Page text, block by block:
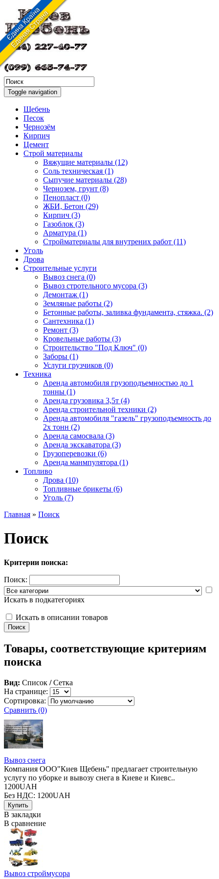
Toggle navigation
Щебень
Песок
Чернозём
Кирпич
Цемент
Строй материалы
Вяжущие материалы (12)
Соль техническая (1)
Сыпучие материалы (28)
Чернозем, грунт (8)
Пенопласт (0)
ЖБИ, Бетон (29)
Кирпич (3)
Газоблок (3)
Арматура (1)
Стройматериалы для внутрених работ (11)
Уголь
Дрова
Строительные услуги
Вывоз снега (0)
Вывоз стротельного мусора (3)
Демонтаж (1)
Земляные работы (2)
Бетонные работы, заливка фундамента, стяжка. (2)
Сантехника (1)
Ремонт (3)
Кровельные работы (3)
Строительство "Под Ключ" (0)
Заборы (1)
Услуги грузчиков (0)
Техника
Аренда автомобиля грузоподъемностью до 1
тонны (1)
Аренда грузовика 3,5т (4)
Аренда строительной техники (2)
Аренда автомобиля "газель" грузоподъемность до
2х тонн (2)
Аренда самосвала (3)
Аренда экскаватора (3)
Грузоперевозки (6)
Аренда манмпулятора (1)
Топливо
Дрова (10)
Топливные брикеты (6)
Уголь (7)
Главная » Поиск
Поиск
Критерии поиска:
Поиск:
Искать в подкатегориях
Искать в описании товаров
Товары, соответствующие критериям
поиска
Вид: Список / Сетка
На странице:
Сортировка:
Сравнить (0)
Вывоз снега
Компания ООО"Киев Щебень" предлагает строительную
услугу по уборке и вывозу снега в Киеве и Киевс..
1200UAH
Без НДС: 1200UAH
В закладки
В сравнение
Вывоз строймусора